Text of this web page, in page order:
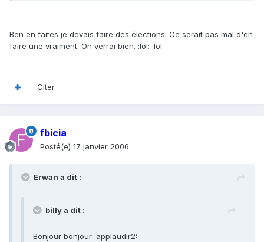
Ben en faites je devais faire des élections. Ce serait pas mal d'en
faire une vraiment. On verrai bien. :lol: :lol:
Citer
fbicia
Posté(e) 17 janvier 2006
Erwan a dit :
billy a dit :
Bonjour bonjour :applaudir2: